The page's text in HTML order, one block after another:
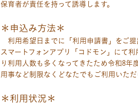
保育者が責任を持って誘導します。
＊申込み方法＊
利用希望日までに「利用申請書」をご提
スマートフォンアプリ「コドモン」にて
り利用人数も多くなってきたため令和8
用事など制限なくどなたでもご利用いただ
＊利用状況＊